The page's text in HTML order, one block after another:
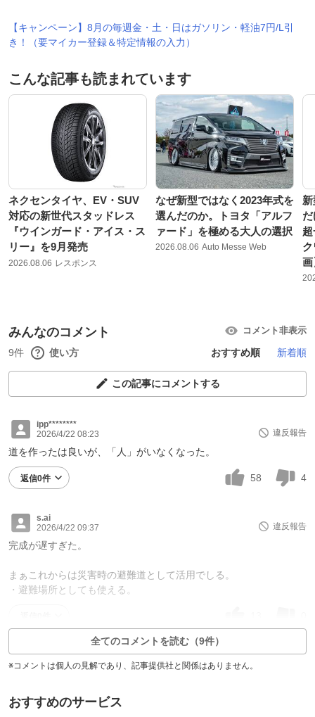
【キャンペーン】8月の毎週金・土・日はガソリン・軽油7円/L引
き！（要マイカー登録＆特定情報の入力）
こんな記事も読まれています
ネクセンタイヤ、EV・SUV
対応の新世代スタッドレス
『ウインガード・アイス・ス
リー』を9月発売
2026.08.06 レスポンス
なぜ新型ではなく2023年式を
選んだのか。トヨタ「アルフ
ァード」を極める大人の選択
2026.08.06 Auto Messe Web
画
みんなのコメント コメント非表示
9件 使い方 おすすめ順 新着順
この記事にコメントする
ipp********
2026/4/22 08:23
違反報告
道を作ったは良いが、「人」がいなくなった。
返信0件 58 4
s.ai
2026/4/22 09:37
違反報告
完成が遅すぎた。
まぁこれからは災害時の避難道として活用でしる。
・避難場所としても使える。
全てのコメントを読む（9件）
※コメントは個人の見解であり、記事提供社と関係はありません。
おすすめのサービス